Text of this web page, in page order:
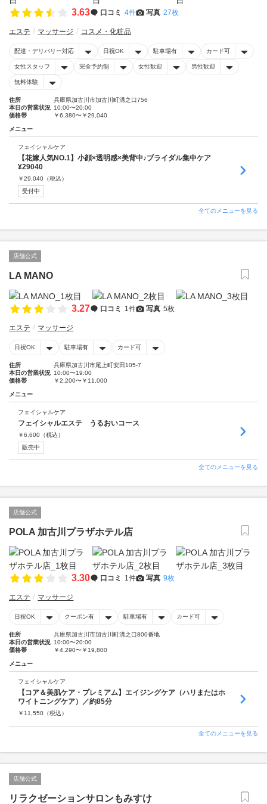
3.63 口コミ 4件 写真 27枚
エステ マッサージ コスメ・化粧品
配達・デリバリー対応 日祝OK 駐車場有 カード可
女性スタッフ 完全予約制 女性歓迎 男性歓迎
無料体験
住所
兵庫県加古川市加古川町溝之口756
本日の営業状況 10:00〜20:00
価格帯
￥6,380〜￥29,040
メニュー
フェイシャルケア
【花嫁人気NO.1】小顔×透明感×美背中♪ブライダル集中ケア
¥29040
￥29,040 （税込）
受付中
全てのメニューを見る
店舗公式
LA MANO
3.27 口コミ 1件 写真 5枚
エステ マッサージ
日祝OK 駐車場有 カード可
住所
兵庫県加古川市尾上町安田105-7
本日の営業状況 10:00〜19:00
価格帯
￥2,200〜￥11,000
メニュー
フェイシャルケア
フェイシャルエステ うるおいコース
￥6,600 （税込）
販売中
全てのメニューを見る
店舗公式
POLA 加古川プラザホテル店
3.30 口コミ 1件 写真 9枚
エステ マッサージ
日祝OK クーポン有 駐車場有 カード可
住所
兵庫県加古川市加古川町溝之口800番地
本日の営業状況 10:00〜20:00
価格帯
￥4,290〜￥19,800
メニュー
フェイシャルケア
【コア＆美肌ケア・プレミアム】エイジングケア（ハリまたはホ
ワイトニングケア）／約85分
￥ 11,550 （税込）
全てのメニューを見る
店舗公式
リラクゼーションサロンもみすけ